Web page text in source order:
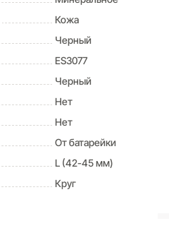
Кожа
Черный
ES3077
Черный
Нет
Нет
От батарейки
L (42-45 мм)
Круг